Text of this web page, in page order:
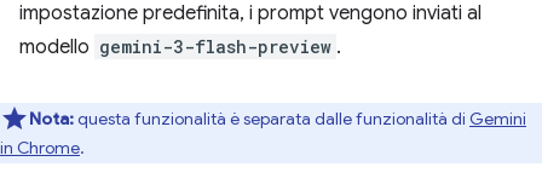
impostazione predefinita, i prompt vengono inviati al
modello gemini-3-flash-preview .
Nota:questa funzionalità è separata dalle funzionalità di Gemini
in Chrome.